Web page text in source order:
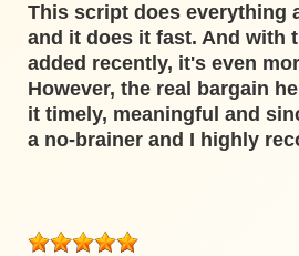
This script does everything
and it does it fast. And with
added recently, it's even
However, the real bargain
it timely, meaningful and
a no-brainer and I highly